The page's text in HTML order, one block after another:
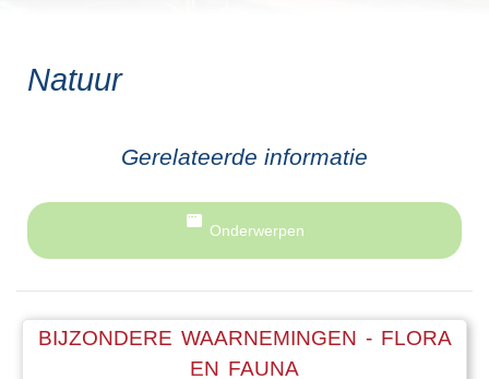
Natuur
Gerelateerde informatie
Onderwerpen
BIJZONDERE WAARNEMINGEN - FLORA
EN FAUNA